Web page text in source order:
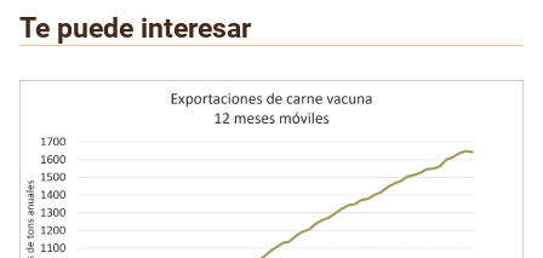
Te puede interesar